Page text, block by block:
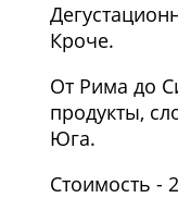
Кроче.
От Рима до
продукты,
Юга.
Стоимость -